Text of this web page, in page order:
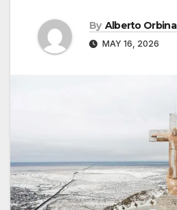
By Alberto Orbina
MAY 16, 2026